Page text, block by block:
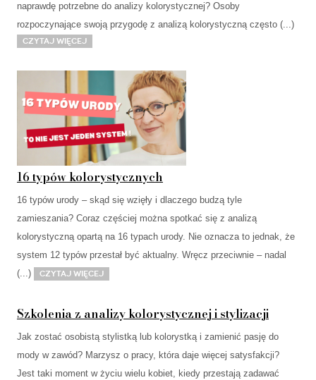
naprawdę potrzebne do analizy kolorystycznej? Osoby
rozpoczynające swoją przygodę z analizą kolorystyczną często (...)
Czytaj więcej
16 typów kolorystycznych
16 typów urody – skąd się wzięły i dlaczego budzą tyle
zamieszania? Coraz częściej można spotkać się z analizą
kolorystyczną opartą na 16 typach urody. Nie oznacza to jednak, że
system 12 typów przestał być aktualny. Wręcz przeciwnie – nadal
(...)
Czytaj więcej
Szkolenia z analizy kolorystycznej i stylizacji
Jak zostać osobistą stylistką lub kolorystką i zamienić pasję do
mody w zawód? Marzysz o pracy, która daje więcej satysfakcji?
Jest taki moment w życiu wielu kobiet, kiedy przestają zadawać